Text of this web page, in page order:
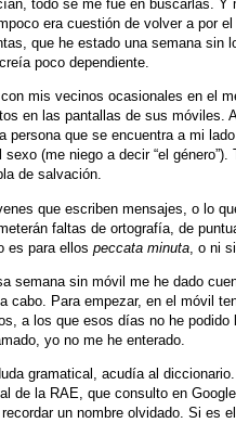
todo se me fue en buscarlas. Y
era cuestión de volver a por
que he estado una semana sin
poco dependiente.
mis vecinos ocasionales en el
en las pantallas de sus móviles.
persona que se encuentra a mi
(me niego a decir “el género”).
de salvación.
que escriben mensajes, o lo
faltas de ortografía, de
es para ellos peccata minuta , o ni
semana sin móvil me he dado
cabo. Para empezar, en el móvil
a los que esos días no he podido
yo no me he enterado.
gramatical, acudía al
de la RAE, que consulto en
un nombre olvidado. Si es